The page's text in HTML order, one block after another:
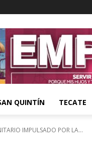
QUINTÍN TECATE
IMPULSADO POR LA...